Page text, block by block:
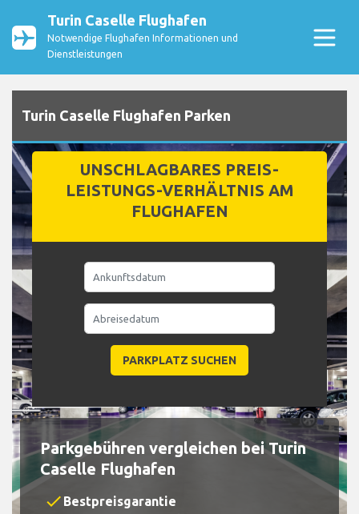
Turin Caselle Flughafen
Notwendige Flughafen Informationen und
Dienstleistungen
Turin Caselle Flughafen Parken
UNSCHLAGBARES PREIS-
LEISTUNGS-VERHÄLTNIS AM
FLUGHAFEN
Parkgebühren vergleichen bei Turin
Caselle Flughafen
check Bestpreisgarantie